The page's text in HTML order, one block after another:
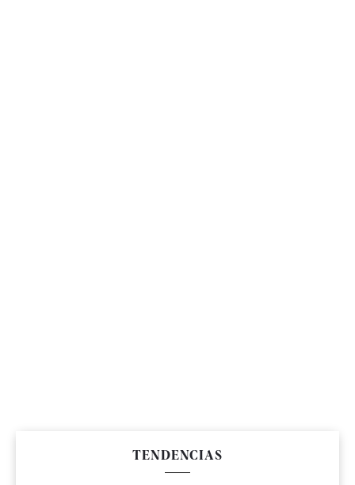
TENDENCIAS